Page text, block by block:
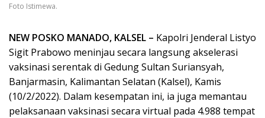
Foto Istimewa.
NEW POSKO MANADO, KALSEL – Kapolri Jenderal Listyo
Sigit Prabowo meninjau secara langsung akselerasi
vaksinasi serentak di Gedung Sultan Suriansyah,
Banjarmasin, Kalimantan Selatan (Kalsel), Kamis
(10/2/2022). Dalam kesempatan ini, ia juga memantau
pelaksanaan vaksinasi secara virtual pada 4.988 tempat